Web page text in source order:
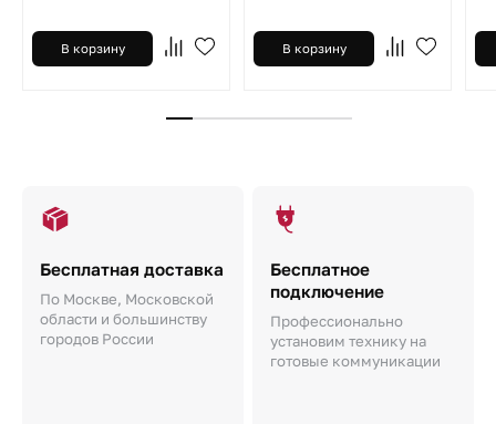
В корзину В корзину
Бесплатная доставка
По Москве, Московской
области и большинству
городов России
Бесплатное
подключение
Профессионально
установим технику на
готовые коммуникации